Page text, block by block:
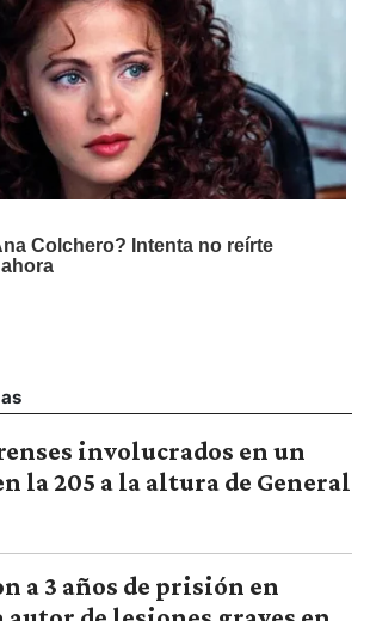
involucrados en un
la 205 a la altura de General
a 3 años de prisión en